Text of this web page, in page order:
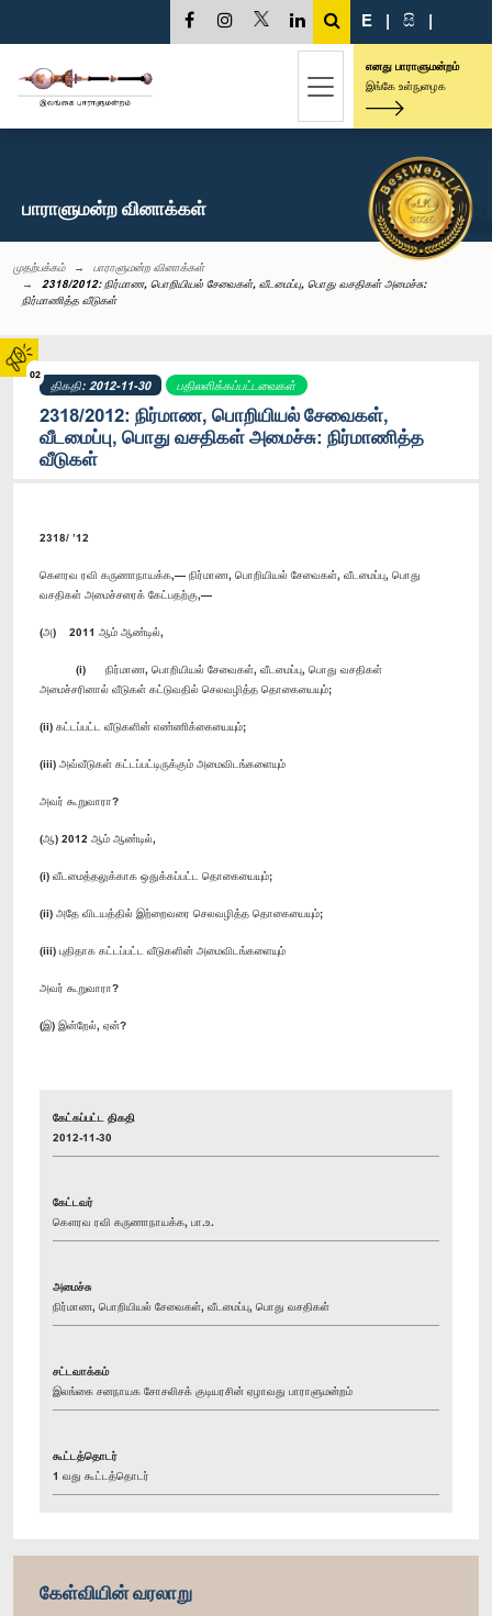
02
E | සි |
எனது பாராளுமன்றம்
இங்கே உள்நுழைக
பாராளுமன்ற வினாக்கள்
முதற்பக்கம்
பாராளுமன்ற வினாக்கள்
2318/2012: நிர்மாண, பொறியியல் சேவைகள், வீடமைப்பு, பொது வசதிகள் அமைச்சு:
நிர்மாணித்த வீடுகள்
திகதி: 2012-11-30 பதிலளிக்கப்பட்டவைகள்
2318/2012: நிர்மாண, பொறியியல் சேவைகள்,
வீடமைப்பு, பொது வசதிகள் அமைச்சு: நிர்மாணித்த
வீடுகள்
2318/ ’12
கெளரவ ரவி கருணாநாயக்க,— நிர்மாண, பொறியியல் சேவைகள், வீடமைப்பு, பொது
வசதிகள் அமைச்சரைக் கேட்பதற்கு,—
(அ) 2011 ஆம் ஆண்டில்,
(i) நிர்மாண, பொறியியல் சேவைகள், வீடமைப்பு, பொது வசதிகள்
அமைச்சரினால் வீடுகள் கட்டுவதில் செலவழித்த தொகையையும்;
(ii) கட்டப்பட்ட வீடுகளின் எண்ணிக்கையையும்;
(iii) அவ்வீடுகள் கட்டப்பட்டிருக்கும் அமைவிடங்களையும்
அவர் கூறுவாரா?
(ஆ) 2012 ஆம் ஆண்டில்,
(i) வீடமைத்தலுக்காக ஒதுக்கப்பட்ட தொகையையும்;
(ii) அதே விடயத்தில் இற்றைவரை செலவழித்த தொகையையும்;
(iii) புதிதாக கட்டப்பட்ட வீடுகளின் அமைவிடங்களையும்
அவர் கூறுவாரா?
(இ) இன்றேல், ஏன்?
கேட்கப்பட்ட திகதி
2012-11-30
கேட்டவர்
கௌரவ ரவி கருணாநாயக்க, பா.உ.
அமைச்சு
நிர்மாண, பொறியியல் சேவைகள், வீடமைப்பு, பொது வசதிகள்
சட்டவாக்கம்
இலங்கை சனநாயக சோசலிசக் குடியரசின் ஏழாவது பாராளுமன்றம்
கூட்டத்தொடர்
1 வது கூட்டத்தொடர்
கேள்வியின் வரலாறு